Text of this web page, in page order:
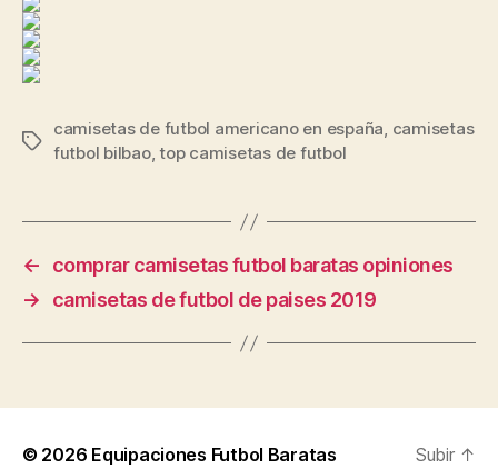
Etiquetas
camisetas de futbol americano en españa, camisetas
futbol bilbao,top camisetas de futbol
←
comprar camisetas futbol baratas opiniones
→
camisetas de futbol de paises 2019
© 2026 Equipaciones Futbol Baratas Subir ↑